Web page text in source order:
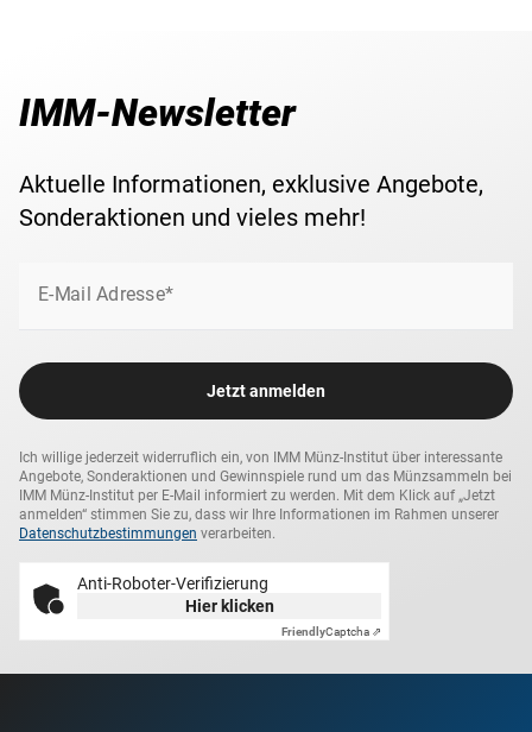
IMM-Newsletter
Aktuelle Informationen, exklusive Angebote,
Sonderaktionen und vieles mehr!
E-Mail Adresse*
Jetzt anmelden
Ich willige jederzeit widerruflich ein, von IMM Münz-Institut über interessante
Angebote, Sonderaktionen und Gewinnspiele rund um das Münzsammeln bei
IMM Münz-Institut per E-Mail informiert zu werden. Mit dem Klick auf „Jetzt
anmelden“ stimmen Sie zu, dass wir Ihre Informationen im Rahmen unserer
Datenschutzbestimmungen verarbeiten.
Anti-Roboter-Verifizierung
Hier klicken
FriendlyCaptcha ⇗